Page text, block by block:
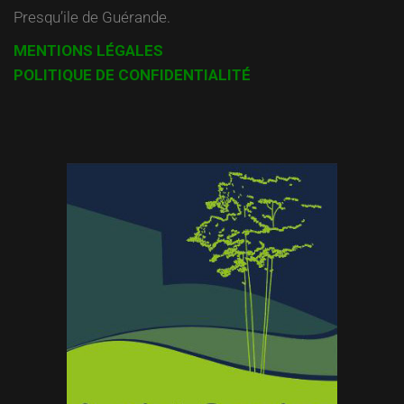
Presqu’ile de Guérande.
MENTIONS LÉGALES
POLITIQUE DE CONFIDENTIALITÉ